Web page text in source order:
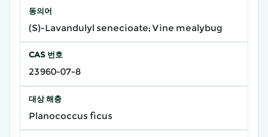
동의어
(S)-Lavandulyl senecioate; Vine mealybug
CAS 번호
23960-07-8
대상 해충
Planococcus ficus